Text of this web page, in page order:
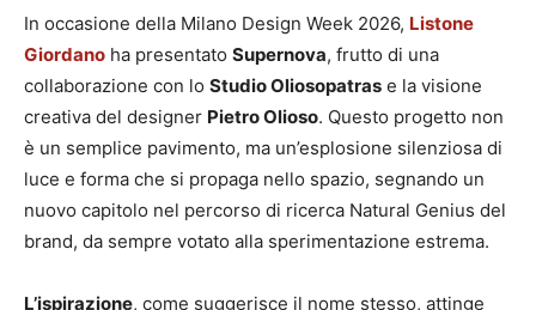
In occasione della Milano Design Week 2026, Listone
Giordano ha presentato Supernova, frutto di una
collaborazione con lo Studio Oliosopatras e la visione
creativa del designer Pietro Olioso. Questo progetto non
è un semplice pavimento, ma un’esplosione silenziosa di
luce e forma che si propaga nello spazio, segnando un
nuovo capitolo nel percorso di ricerca Natural Genius del
brand, da sempre votato alla sperimentazione estrema.
L’ispirazione, come suggerisce il nome stesso, attinge